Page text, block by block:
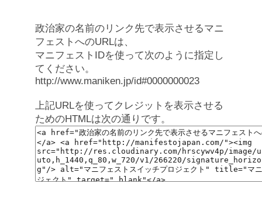
政治家の名前のリンク先で表示させるマニ
フェストへのURLは、
マニフェストIDを使って次のように指定し
てください。
http://www.maniken.jp/id#0000000023
上記URLを使ってクレジットを表示させる
ためのHTMLは次の通りです。